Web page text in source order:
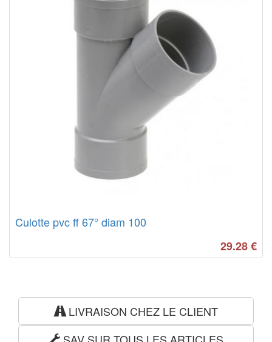
Culotte pvc ff 67° diam 100
29.28€
LIVRAISON CHEZ LE CLIENT